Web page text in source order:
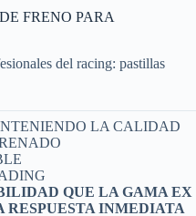
FRENO PARA
del racing: pastillas
LA CALIDAD
QUE LA GAMA EX
RESPUESTA INMEDIATA